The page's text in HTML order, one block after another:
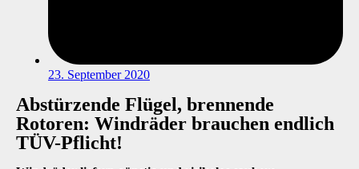
23. September 2020
Abstürzende Flügel, brennende
Rotoren: Windräder brauchen endlich
TÜV-Pflicht!